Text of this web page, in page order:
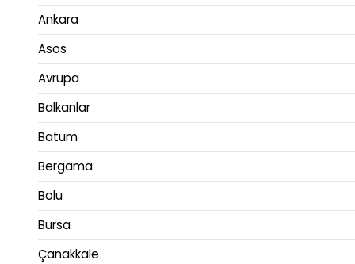
Ankara
Asos
Avrupa
Balkanlar
Batum
Bergama
Bolu
Bursa
Çanakkale